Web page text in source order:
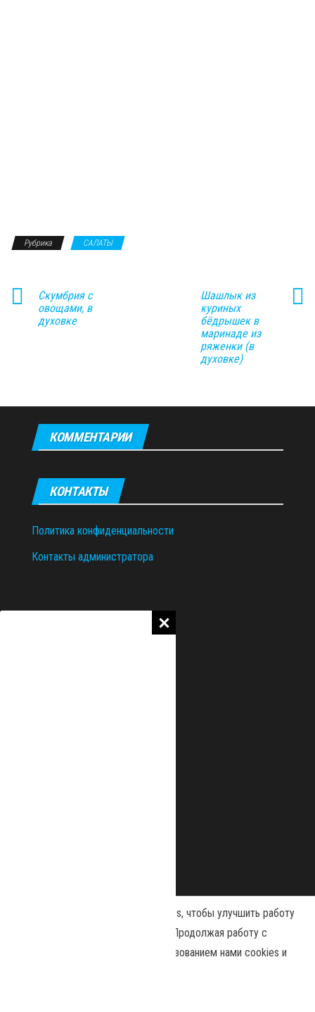
Рубрика САЛАТЫ
Скумбрия с
овощами, в
духовке
Шашлык из
куриных
бёдрышек в
маринаде из
ряженки (в
духовке)
КОММЕНТАРИИ
КОНТАКТЫ
Политика конфиденциальности
Контакты администратора
Наш сайт использует файлы cookies, чтобы улучшить работу
и повысить эффективность сайта. Продолжая работу с
сайтом, вы соглашаетесь с использованием нами cookies и